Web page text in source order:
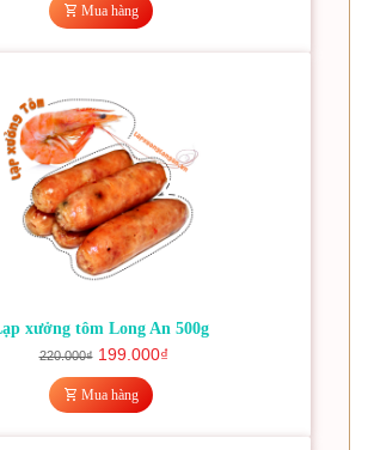
Mua hàng
xưởng tôm Long An 500g
220.000₫ 199.000₫
Mua hàng